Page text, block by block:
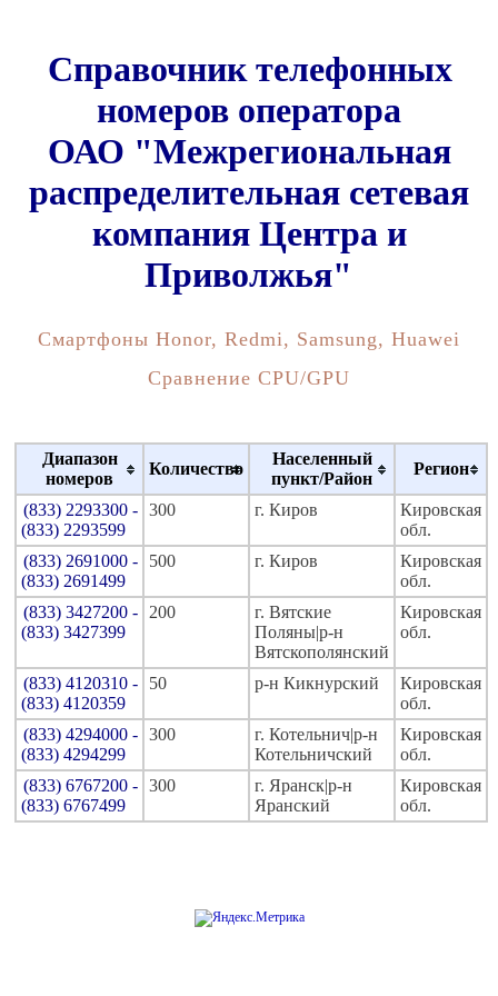
Справочник телефонных
номеров оператора
ОАО "Межрегиональная
распределительная сетевая
компания Центра и
Приволжья"
Смартфоны Honor, Redmi, Samsung, Huawei
Сравнение CPU/GPU
Диапазон
номеров
Количество
Населенный
пункт/Район
Регион
(833) 2293300 -
(833) 2293599
300 г. Киров
Кировская
обл.
(833) 2691000 -
(833) 2691499
500 г. Киров
Кировская
обл.
(833) 3427200 -
(833) 3427399
200
г. Вятские
Поляны|р-н
Вятскополянский
Кировская
обл.
(833) 4120310 -
(833) 4120359
50 р-н Кикнурский
Кировская
обл.
(833) 4294000 -
(833) 4294299
300
г. Котельнич|р-н
Котельничский
Кировская
обл.
(833) 6767200 -
(833) 6767499
300
г. Яранск|р-н
Яранский
Кировская
обл.